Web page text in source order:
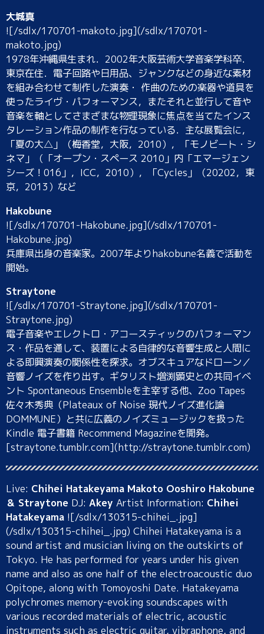
大城真
![/sdlx/170701-makoto.jpg](/sdlx/170701-
makoto.jpg)
1978年沖縄県生まれ．2002年大阪芸術大学音楽学科卒．
東京在住．電子回路や日用品、ジャンクなどの身近な素材
を組み合わせて制作した演奏・ 作曲のための楽器や道具を
使ったライヴ・パフォーマンス，またそれと並行して音や
音楽を軸としてさまざまな物理現象に焦点を当てたインス
タレーション作品の制作を行なっている．主な展覧会に，
「夏の大△」（梅香堂，大阪，2010），「モノビート・シ
ネマ」（「オープン・スペース 2010」内「エマージェン
シーズ！016」，ICC，2010），「Cycles」（20202，東
京，2013）など
Hakobune
![/sdlx/170701-Hakobune.jpg](/sdlx/170701-
Hakobune.jpg)
兵庫県出身の音楽家。2007年よりhakobune名義で活動を
開始。
Straytone
![/sdlx/170701-Straytone.jpg](/sdlx/170701-
Straytone.jpg)
電子音楽やエレクトロ・アコースティックのパフォーマン
ス・作品を通して、装置による自律的な音響生成と人間に
よる即興演奏の関係性を探求。オブスキュアなドローン／
音響ノイズを作り出す。ギタリスト増渕顕史との共同イベ
ント Spontaneous Ensembleを主宰する他、Zoo Tapes
佐々木秀典（Plateaux of Noise 現代ノイズ進化論
DOMMUNE）と共に広義のノイズミュージックを扱った
Kindle 電子書籍 Recommend Magazineを開発。
[straytone.tumblr.com](http://straytone.tumblr.com)
Live: Chihei Hatakeyama Makoto Ooshiro Hakobune
＆ StraytoneDJ: Akey Artist Information: Chihei
Hatakeyama![/sdlx/130315-chihei_.jpg]
(/sdlx/130315-chihei_.jpg) Chihei Hatakeyama is a
sound artist and musician living on the outskirts of
Tokyo. He has performed for years under his given
name and also as one half of the electroacoustic duo
Opitope, along with Tomoyoshi Date. Hatakeyama
polychromes memory-evoking soundscapes with
various recorded materials of electric, acoustic
instruments such as electric guitar, vibraphone, and